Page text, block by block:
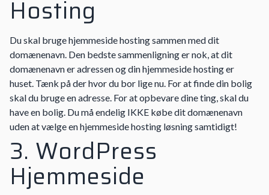
Hosting
Du skal bruge hjemmeside hosting sammen med dit
domænenavn. Den bedste sammenligning er nok, at dit
domænenavn er adressen og din hjemmeside hosting er
huset. Tænk på der hvor du bor lige nu. For at finde din bolig
skal du bruge en adresse. For at opbevare dine ting, skal du
have en bolig. Du må endelig IKKE købe dit domænenavn
uden at vælge en hjemmeside hosting løsning samtidigt!
3. WordPress
Hjemmeside